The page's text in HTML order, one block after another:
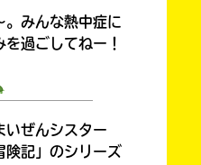
。みんな熱中症に
過ごしてねー！
いぜんシスター
険記」のシリーズ